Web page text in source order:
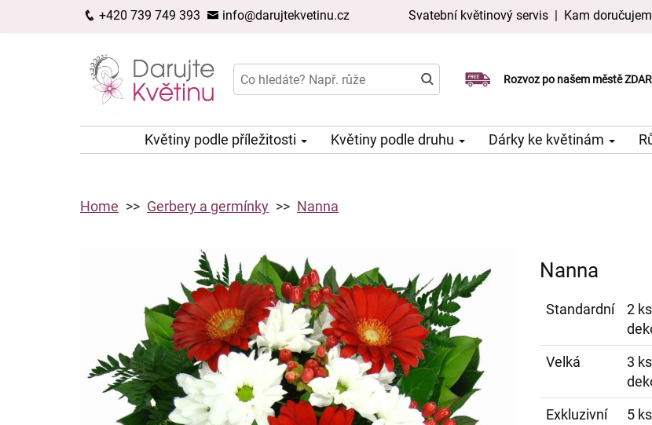
+420 739 749 393 info@darujtekvetinu.cz Svatební květinový servis | Kam
Rozvoz po našem městě
Doručujeme již v den
Možný výběr času a dne
Květiny podle příležitosti Květiny podle druhu Dárky ke květinám
Home Gerbery a germínky Nanna
Nanna
Standardní
2
Velká
3
Exkluzivní
5